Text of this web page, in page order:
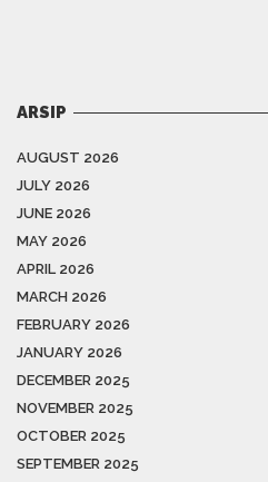
ARSIP
AUGUST 2026
JULY 2026
JUNE 2026
MAY 2026
APRIL 2026
MARCH 2026
FEBRUARY 2026
JANUARY 2026
DECEMBER 2025
NOVEMBER 2025
OCTOBER 2025
SEPTEMBER 2025